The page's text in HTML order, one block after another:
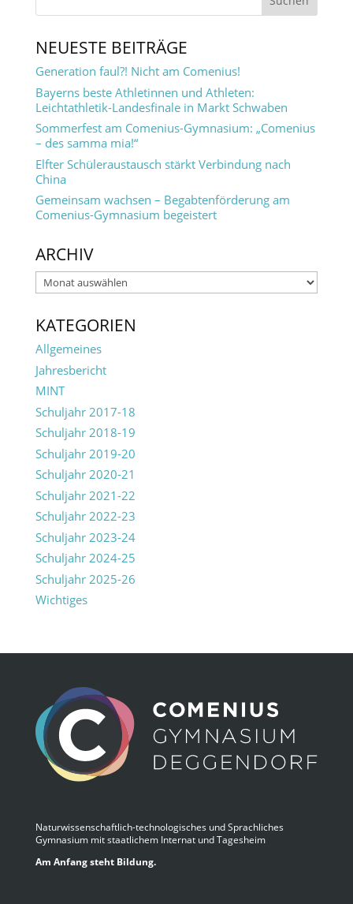
NEUESTE BEITRÄGE
Generation faul?! Nicht am Comenius!
Bayerns beste Athletinnen und Athleten:
Leichtathletik-Landesfinale in Markt Schwaben
Sommerfest am Comenius-Gymnasium: „Comenius
– des samma mia!“
Elfter Schüleraustausch stärkt Verbindung nach
China
Gemeinsam wachsen – Begabtenförderung am
Comenius-Gymnasium begeistert
ARCHIV
Archiv
KATEGORIEN
Allgemeines
Jahresbericht
MINT
Schuljahr 2017-18
Schuljahr 2018-19
Schuljahr 2019-20
Schuljahr 2020-21
Schuljahr 2021-22
Schuljahr 2022-23
Schuljahr 2023-24
Schuljahr 2024-25
Schuljahr 2025-26
Wichtiges
Naturwissenschaftlich-technologisches und Sprachliches
Gymnasium mit staatlichem Internat und Tagesheim
Am Anfang steht Bildung.